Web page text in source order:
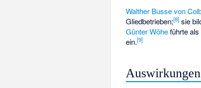
Walther Busse von
Gliedbetrieben;[8] sie
Günter Wöheführte
ein.[9]
Auswirkungen